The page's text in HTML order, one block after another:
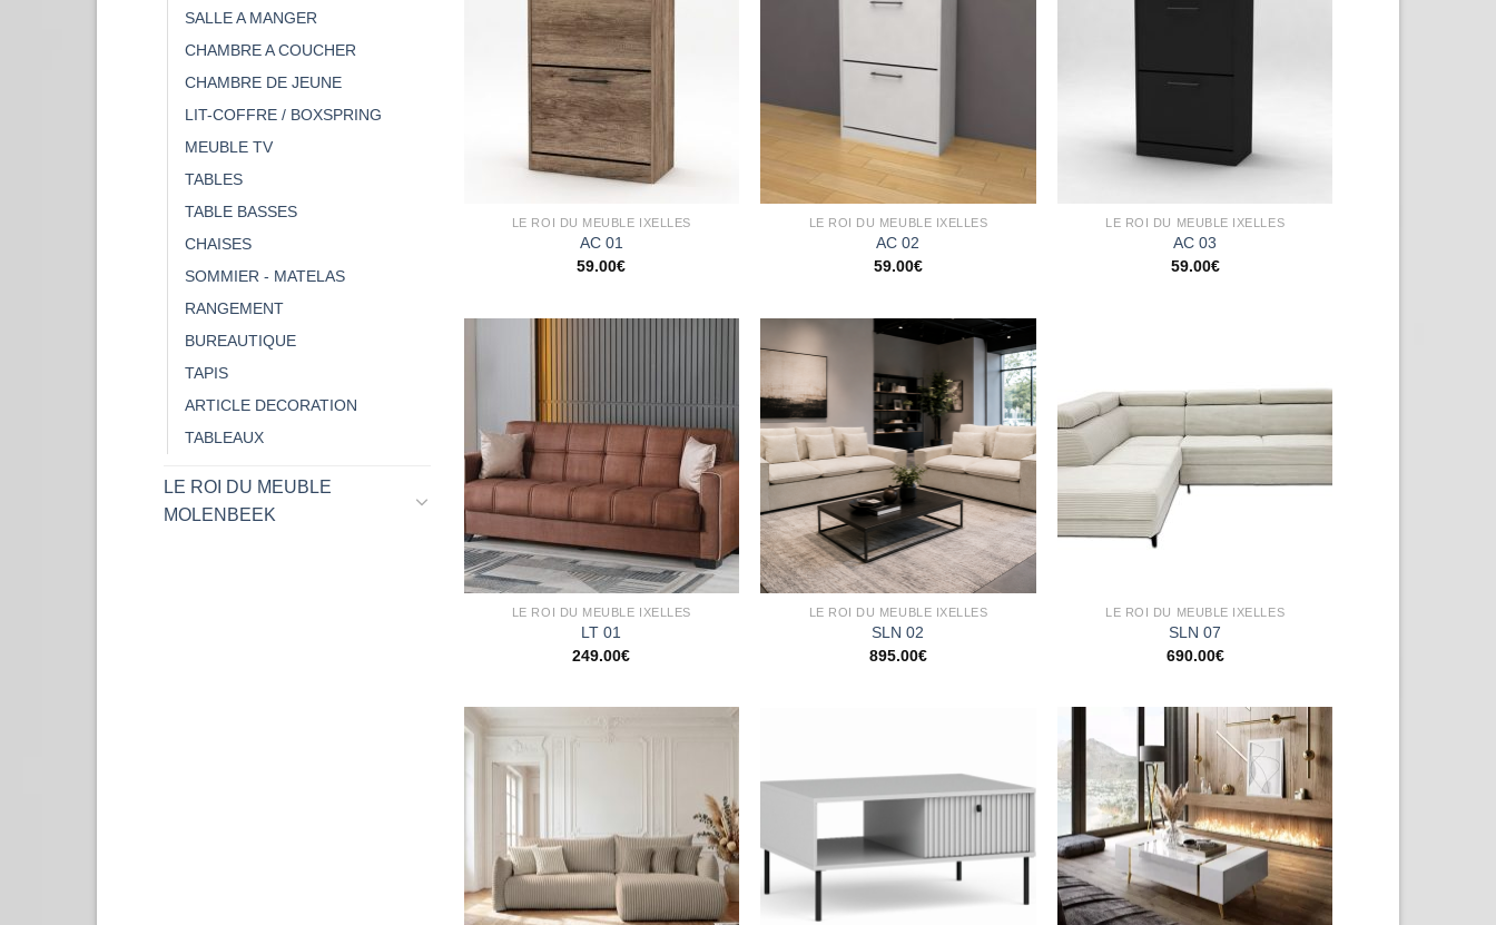
SALLE A MANGER
CHAMBRE A COUCHER
CHAMBRE DE JEUNE
LIT-COFFRE / BOXSPRING
MEUBLE TV
TABLES
TABLE BASSES
CHAISES
SOMMIER - MATELAS
RANGEMENT
BUREAUTIQUE
TAPIS
ARTICLE DECORATION
TABLEAUX
LE ROI DU MEUBLE
MOLENBEEK
LE ROI DU MEUBLE IXELLES
AC 01
59.00€
LE ROI DU MEUBLE IXELLES
AC 02
59.00€
LE ROI DU MEUBLE IXELLES
AC 03
59.00€
wishlist
LE ROI DU MEUBLE IXELLES
LT 01
249.00€
Ajouter
à la
wishlist
LE ROI DU MEUBLE IXELLES
SLN 02
895.00€
à la
wishlist
LE ROI DU MEUBLE IXELLES
SLN 07
690.00€
wishlist
à la
wishlist
Ajouter
à la
wishlist